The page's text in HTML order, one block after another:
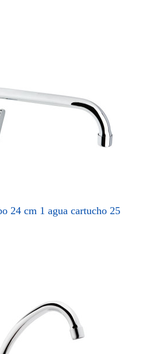
24 cm 1 agua cartucho 25